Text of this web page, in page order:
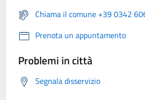
Chiama il comune +39 0342
Prenota un appuntamento
Problemi in città
Segnala disservizio